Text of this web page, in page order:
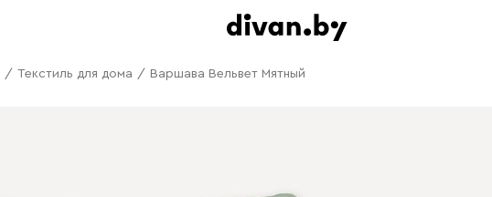
/ Текстиль для дома / Варшава Вельвет Мятный